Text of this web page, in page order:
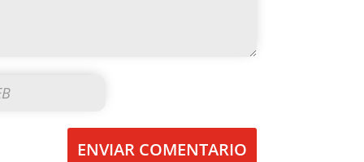
ENVIAR COMENTARIO